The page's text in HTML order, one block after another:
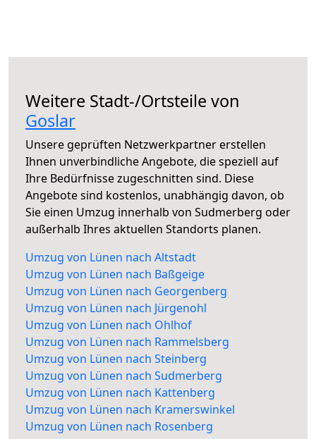
Weitere Stadt-/Ortsteile von
Goslar
Unsere geprüften Netzwerkpartner erstellen
Ihnen unverbindliche Angebote, die speziell auf
Ihre Bedürfnisse zugeschnitten sind. Diese
Angebote sind kostenlos, unabhängig davon, ob
Sie einen Umzug innerhalb von Sudmerberg oder
außerhalb Ihres aktuellen Standorts planen.
Umzug von Lünen nach Altstadt
Umzug von Lünen nach Baßgeige
Umzug von Lünen nach Georgenberg
Umzug von Lünen nach Jürgenohl
Umzug von Lünen nach Ohlhof
Umzug von Lünen nach Rammelsberg
Umzug von Lünen nach Steinberg
Umzug von Lünen nach Sudmerberg
Umzug von Lünen nach Kattenberg
Umzug von Lünen nach Kramerswinkel
Umzug von Lünen nach Rosenberg